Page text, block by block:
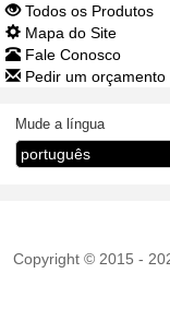
Todos os Produtos
Mapa do Site
Fale Conosco
Pedir um orçamento
Mude a língua
Copyright © 2015 -